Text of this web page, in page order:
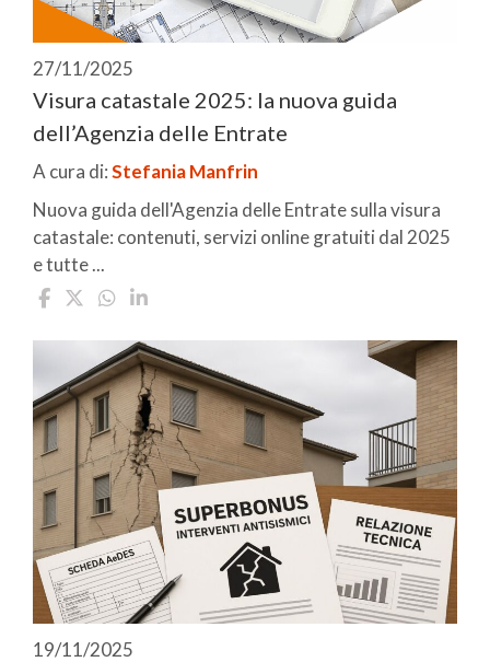
27/11/2025
Visura catastale 2025: la nuova guida
dell’Agenzia delle Entrate
A cura di:Stefania Manfrin
Nuova guida dell'Agenzia delle Entrate sulla visura
catastale: contenuti, servizi online gratuiti dal 2025
e tutte ...
19/11/2025